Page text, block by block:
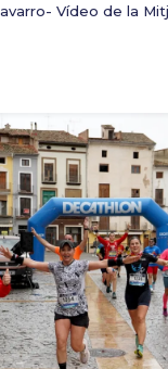
Vídeo de la